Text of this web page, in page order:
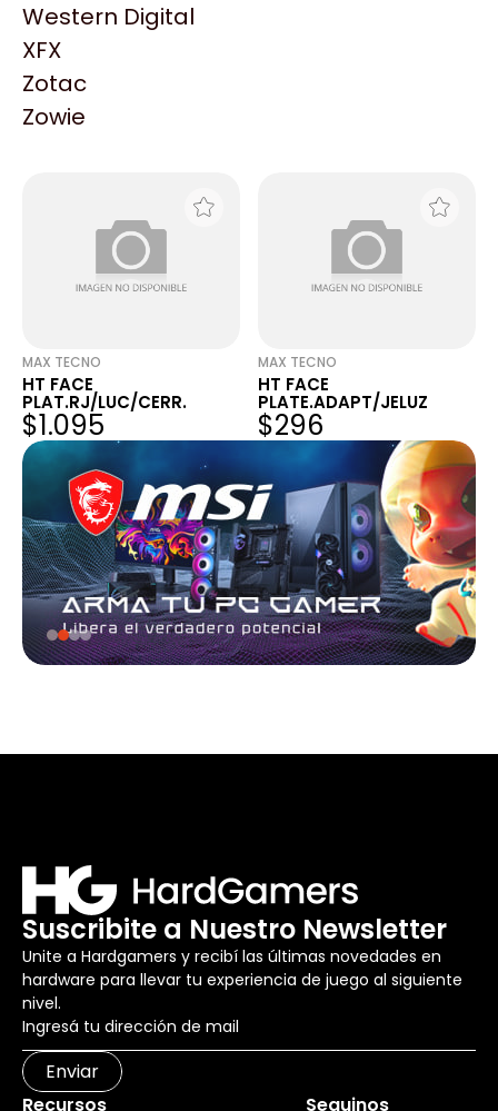
Western Digital
XFX
Zotac
Zowie
MAX TECNO
HT FACE PLATE
RJ/POU/ABIE
MAX TECNO
HT FACE
PLAT.RJ/LUC/CERR.
$1.095
MAX TECNO
HT FACE
PLATE.ADAPT/JELUZ
$296
Suscribite a Nuestro Newsletter
Unite a Hardgamers y recibí las últimas novedades en
hardware para llevar tu experiencia de juego al siguiente
nivel.
Enviar
Recursos
Seguinos